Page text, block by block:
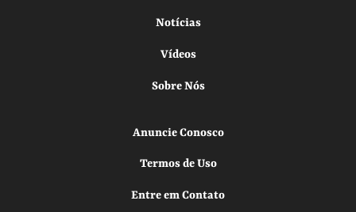
Notícias
Vídeos
Sobre Nós
Anuncie Conosco
Termos de Uso
Entre em Contato